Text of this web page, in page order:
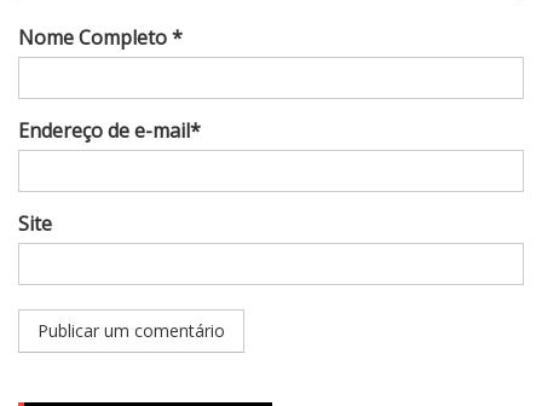
Nome Completo *
Endereço de e-mail*
Site